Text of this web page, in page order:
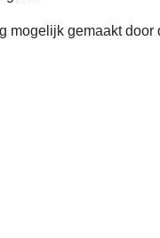
mogelijk gemaakt